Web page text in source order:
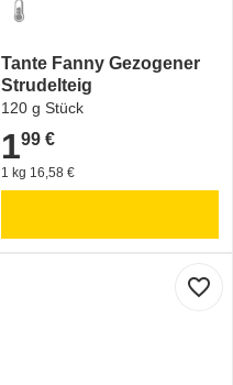
Tante Fanny Gezogener
Strudelteig
120 g Stück
1,99 €
199 €
1 kg 16,58 €
favorite_border